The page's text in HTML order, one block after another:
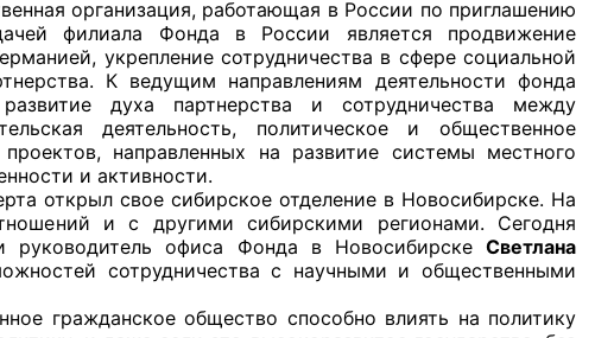
органов
условий
организация, работающая в России по приглашению
филиала Фонда в России является продвижение
укрепление сотрудничества в сфере социальной
К ведущим направлениям деятельности фонда
духа партнерства и сотрудничества между
деятельность, политическое и общественное
направленных на развитие системы местного
и активности.
свое сибирское отделение в Новосибирске. На
и с другими сибирскими регионами. Сегодня
офиса Фонда в НовосибирскеСветлана
сотрудничества с научными и общественными
общество способно влиять на политику